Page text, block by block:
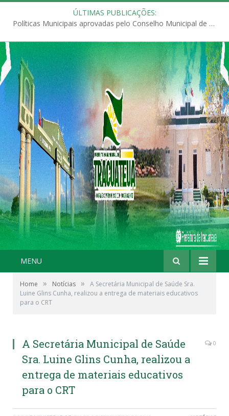
ÚLTIMAS PUBLICAÇÕES:
Políticas Municipais aprovadas pelo Conselho Municipal de Educação (CME)
MENU
Home » Notícias »
A Secretária Municipal de Saúde Sra.
Luine Glins Cunha, realizou a entrega de materiais educativos
para o CRT
A Secretária Municipal de Saúde
Sra. Luine Glins Cunha, realizou a
entrega de materiais educativos
para o CRT
0